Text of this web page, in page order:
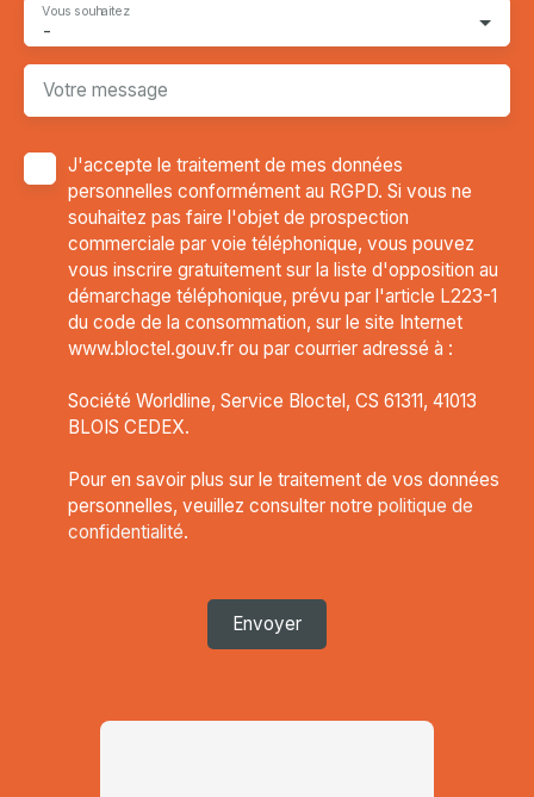
-
Vous souhaitez
Votre message
J'accepte le traitement de mes données
personnelles conformément au RGPD. Si vous ne
souhaitez pas faire l'objet de prospection
commerciale par voie téléphonique, vous pouvez
vous inscrire gratuitement sur la liste d'opposition au
démarchage téléphonique, prévu par l'article L223-1
du code de la consommation, sur le site Internet
www.bloctel.gouv.fr ou par courrier adressé à :
Société Worldline, Service Bloctel, CS 61311, 41013
BLOIS CEDEX.
Pour en savoir plus sur le traitement de vos données
personnelles, veuillez consulter notre politique de
confidentialité.
Envoyer